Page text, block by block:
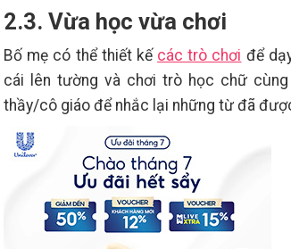
2.3. Vừa học vừa chơi
Bố mẹ có thể thiết kế các trò chơi để
cái lên tường và chơi trò học chữ
thầy/cô giáo để nhắc lại những từ đã